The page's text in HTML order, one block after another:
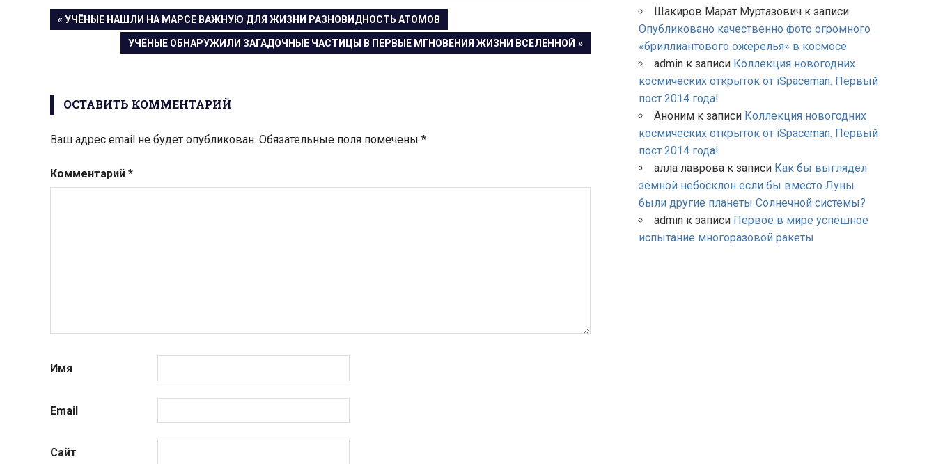
Навигация
ПРЕДЫДУЩАЯ
УЧЁНЫЕ НАШЛИ НА МАРСЕ ВАЖНУЮ ДЛЯ ЖИЗНИ РАЗНОВИДНОСТЬ АТОМОВ
СЛЕДУЮЩАЯ
ЗАПИСЬ:
УЧЁНЫЕ ОБНАРУЖИЛИ ЗАГАДОЧНЫЕ ЧАСТИЦЫ В ПЕРВЫЕ МГНОВЕНИЯ ЖИЗНИ ВСЕЛЕННОЙ
ОСТАВИТЬ КОММЕНТАРИЙ
Ваш адрес email не будет опубликован. Обязательные поля помечены *
Комментарий *
Имя
Email
Сайт
Шакиров Марат Муртазовичк записи
Опубликовано качественно фото огромного
«бриллиантового ожерелья» в космосе
adminк записи Коллекция новогодних
космических открыток от iSpaceman. Первый
пост 2014 года!
Анонимк записи Коллекция новогодних
космических открыток от iSpaceman. Первый
пост 2014 года!
алла лавровак записи Как бы выглядел
земной небосклон если бы вместо Луны
были другие планеты Солнечной системы?
adminк записи Первое в мире успешное
испытание многоразовой ракеты